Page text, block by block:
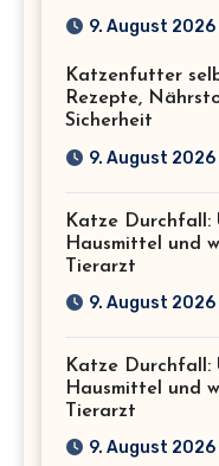
bei9. August 2026
Katzenfutter
Rezepte,
Sicherheit
9. August 2026
Katze Durchfall:
Hausmittel und
Tierarzt
9. August 2026
Katze Durchfall:
Hausmittel und
Tierarzt
9. August 2026